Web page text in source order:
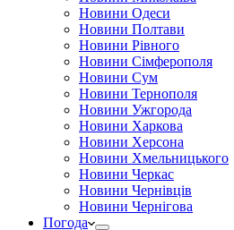
Новини Одеси
Новини Полтави
Новини Рівного
Новини Сімферополя
Новини Сум
Новини Тернополя
Новини Ужгорода
Новини Харкова
Новини Херсона
Новини Хмельницького
Новини Черкас
Новини Чернівців
Новини Чернігова
Погода